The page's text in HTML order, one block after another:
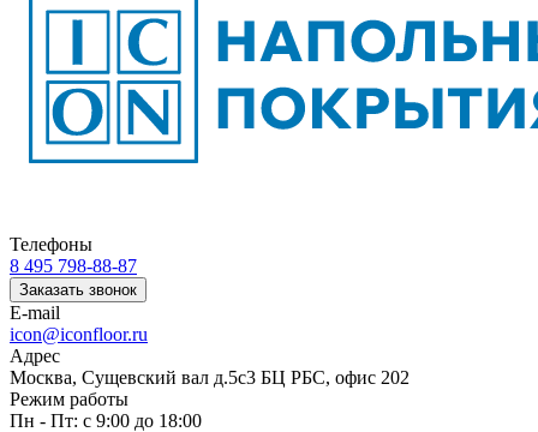
Телефоны
8 495 798-88-87
Заказать звонок
E-mail
icon@iconfloor.ru
Адрес
Москва, Сущевский вал д.5с3 БЦ РБС, офис 202
Режим работы
Пн - Пт: с 9:00 до 18:00